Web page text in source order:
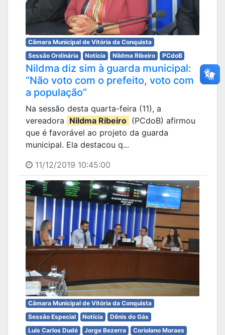
Câmara Municipal de Vitória da Conquista
Sessão Ordinária
Notícia Nildma Ribeiro PCdoB
Nildma diz sim à guarda municipal:
“Não voto com o prefeito, voto com
a população”
Na sessão desta quarta-feira (11), a
vereadora Nildma Ribeiro (PCdoB) afirmou
que é favorável ao projeto da guarda
municipal. Ela destacou q...
11/12/2019 10:45:00
Câmara Municipal de Vitória da Conquista
Sessão Especial
Notícia
Dênis do Gás
Luis Carlos Dudé
Jorge Bezerra
Coriolano Moraes